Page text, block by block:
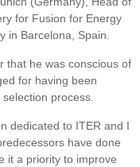
for Fusion for Energy
in Barcelona, Spain.
that he was conscious of
for having been
process.
dedicated to ITER and I
have done
it a priority to improve